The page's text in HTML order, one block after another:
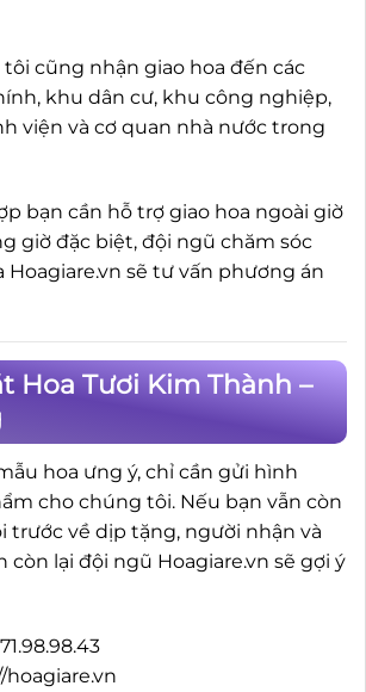
tôi cũng nhận giao hoa đến các
khu dân cư, khu công nghiệp,
viện và cơ quan nhà nước trong
bạn cần hỗ trợ giao hoa ngoài giờ
giờ đặc biệt, đội ngũ chăm sóc
Hoagiare.vn sẽ tư vấn phương án
Hoa Tươi Kim Thành –
hoa ưng ý, chỉ cần gửi hình
cho chúng tôi. Nếu bạn vẫn còn
trước về dịp tặng, người nhận và
còn lại đội ngũ Hoagiare.vn sẽ gợi ý